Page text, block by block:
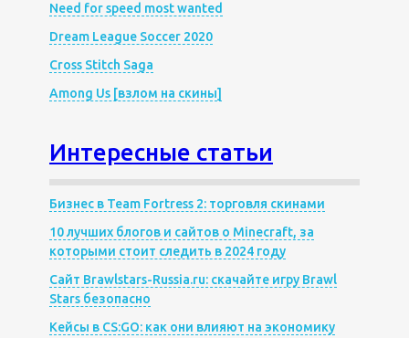
Need for speed most wanted
Dream League Soccer 2020
Cross Stitch Saga
Among Us [взлом на скины]
Интересные статьи
Бизнес в Team Fortress 2: торговля скинами
10 лучших блогов и сайтов о Minecraft, за
которыми стоит следить в 2024 году
Сайт Brawlstars-Russia.ru: скачайте игру Brawl
Stars безопасно
Кейсы в CS:GO: как они влияют на экономику